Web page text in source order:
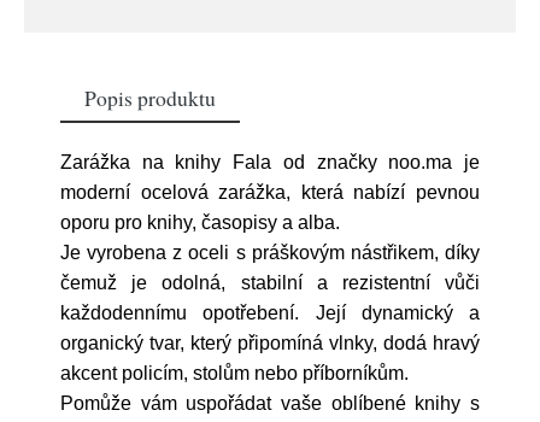
Popis produktu
Zarážka na knihy Fala od značky noo.ma je
moderní ocelová zarážka, která nabízí pevnou
oporu pro knihy, časopisy a alba.
Je vyrobena z oceli s práškovým nástřikem, díky
čemuž je odolná, stabilní a rezistentní vůči
každodennímu opotřebení. Její dynamický a
organický tvar, který připomíná vlnky, dodá hravý
akcent policím, stolům nebo příborníkům.
Pomůže vám uspořádat vaše oblíbené knihy s